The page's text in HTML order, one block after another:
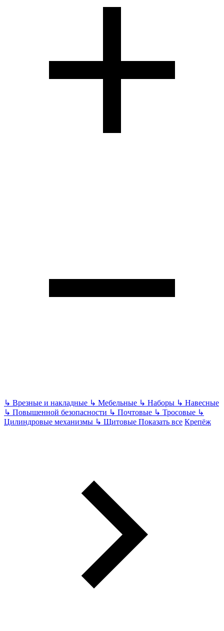
↳ Врезные и накладные ↳ Мебельные ↳ Наборы ↳ Навесные
↳ Повышенной безопасности ↳ Почтовые ↳ Тросовые ↳
Цилиндровые механизмы ↳ Щитовые Показать все Крепёж